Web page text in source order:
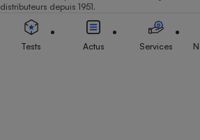
distributeurs depuis 1951.
Tests Actus Services